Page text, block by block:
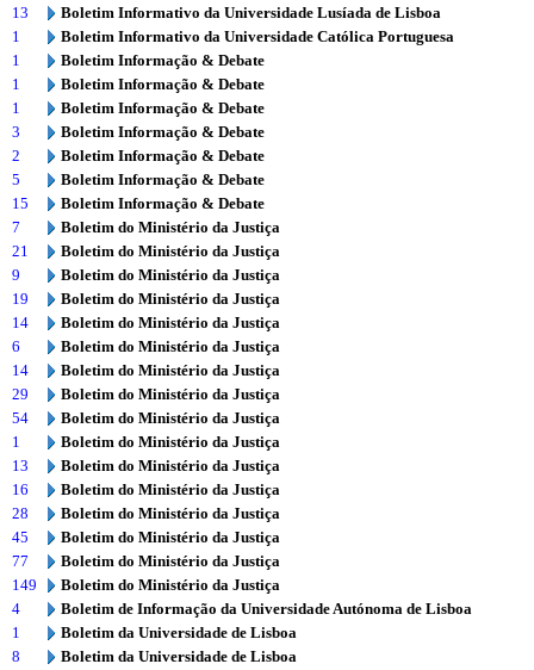
13
Boletim Informativo da Universidade Lusíada de Lisboa
1
Boletim Informativo da Universidade Católica Portuguesa
1
Boletim Informação & Debate
1
Boletim Informação & Debate
1
Boletim Informação & Debate
3
Boletim Informação & Debate
2
Boletim Informação & Debate
5
Boletim Informação & Debate
15
Boletim Informação & Debate
7
Boletim do Ministério da Justiça
21
Boletim do Ministério da Justiça
9
Boletim do Ministério da Justiça
19
Boletim do Ministério da Justiça
14
Boletim do Ministério da Justiça
6
Boletim do Ministério da Justiça
14
Boletim do Ministério da Justiça
29
Boletim do Ministério da Justiça
54
Boletim do Ministério da Justiça
1
Boletim do Ministério da Justiça
13
Boletim do Ministério da Justiça
16
Boletim do Ministério da Justiça
28
Boletim do Ministério da Justiça
45
Boletim do Ministério da Justiça
77
Boletim do Ministério da Justiça
149
Boletim do Ministério da Justiça
4
Boletim de Informação da Universidade Autónoma de Lisboa
1
Boletim da Universidade de Lisboa
8
Boletim da Universidade de Lisboa